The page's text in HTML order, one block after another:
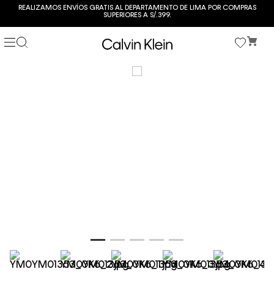
REALIZAMOS ENVÍOS GRATIS AL DEPARTAMENTO DE LIMA POR COMPRAS
SUPERIORES A S/.399.